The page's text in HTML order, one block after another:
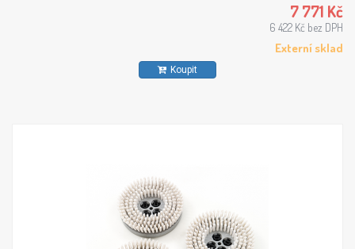
7 771 Kč
6 422 Kč bez DPH
Externí sklad
Koupit